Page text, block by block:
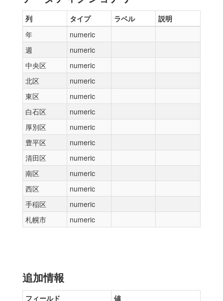
列 タイプ ラベル
説明
年
numeric
週
numeric
中央区
numeric
北区
numeric
東区
numeric
白石区
numeric
厚別区
numeric
豊平区
numeric
清田区
numeric
南区
numeric
西区
numeric
手稲区
numeric
札幌市
numeric
追加情報
フィールド
値